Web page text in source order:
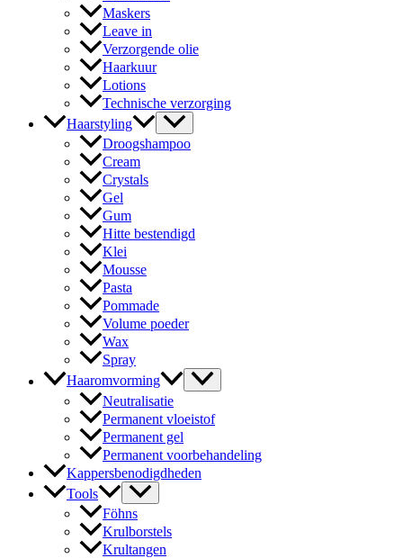
Maskers
Leave in
Verzorgende olie
Haarkuur
Lotions
Technische verzorging
Haarstyling
Droogshampoo
Cream
Crystals
Gel
Gum
Hitte bestendigd
Klei
Mousse
Pasta
Pommade
Volume poeder
Wax
Spray
Haaromvorming
Neutralisatie
Permanent vloeistof
Permanent gel
Permanent voorbehandeling
Kappersbenodigdheden
Tools
Föhns
Krulborstels
Krultangen